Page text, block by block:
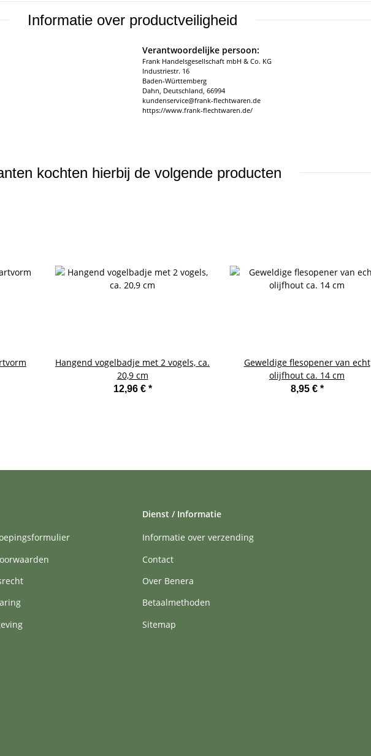
Informatie over productveiligheid
Verantwoordelijke persoon:
Frank Handelsgesellschaft mbH & Co. KG
Industriestr. 16
Baden-Württemberg
Dahn, Deutschland, 66994
kundenservice@frank-flechtwaren.de
https://www.frank-flechtwaren.de/
kochten hierbij de volgende producten
Hangend vogelbadje met 2 vogels, ca.
20,9 cm
12,96 € *
Geweldige flesopener van echt
olijfhout ca. 14 cm
8,95 € *
Dienst / Informatie
Informatie over verzending
Contact
Over Benera
Betaalmethoden
Sitemap